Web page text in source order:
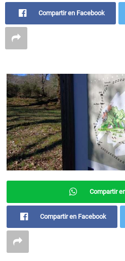
Compartir en Facebook
Compartir
Compartir en Facebook